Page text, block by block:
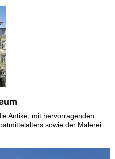
Antike, mit hervorragenden
sowie der Malerei